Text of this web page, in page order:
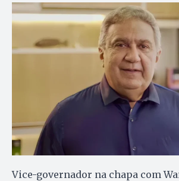
Vice-governador na chapa com